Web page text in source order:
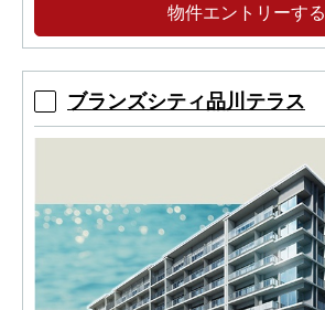
物件エントリーする
ブランズシティ品川テラス